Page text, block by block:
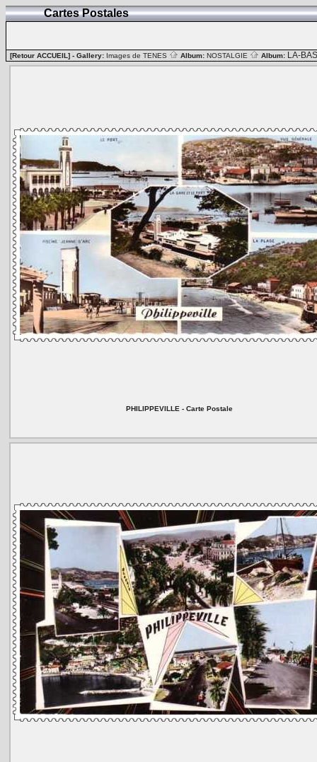
Cartes Postales
[Retour ACCUEIL] - Gallery: Images de TENES Album: NOSTALGIE Album: LA-BAS
PHILIPPEVILLE - Carte Postale